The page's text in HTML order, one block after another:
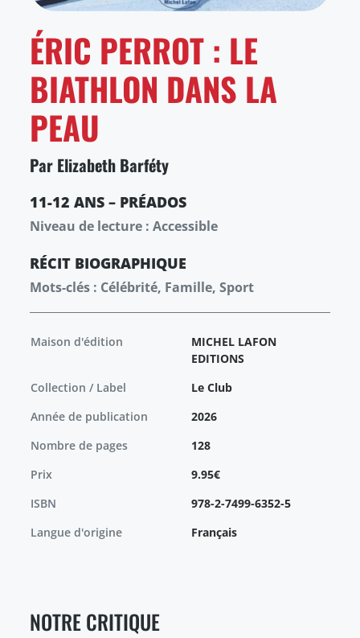
ÉRIC PERROT : LE
BIATHLON DANS LA
PEAU
Par Elizabeth Barféty
11-12 ANS – PRÉADOS
Niveau de lecture : Accessible
RÉCIT BIOGRAPHIQUE
Mots-clés : Célébrité, Famille, Sport
Maison d'édition
MICHEL LAFON
EDITIONS
Collection / Label
Le Club
Année de publication
2026
Nombre de pages
128
Prix
9.95€
ISBN
978-2-7499-6352-5
Langue d'origine
Français
NOTRE CRITIQUE